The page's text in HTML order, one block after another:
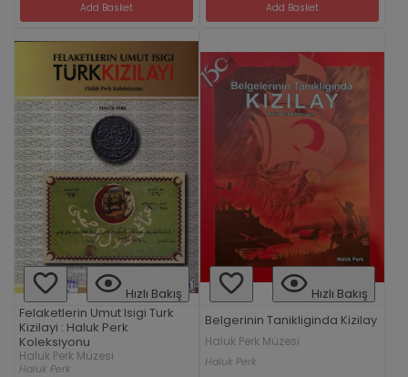
Add Basket Add Basket
Hızlı Bakış
Felaketlerin Umut Isigi Turk
Kizilayi : Haluk Perk
Koleksiyonu
Haluk Perk Müzesi
Haluk Perk
Hızlı Bakış
Belgerinin Tanikliginda Kizilay
Haluk Perk Müzesi
Haluk Perk